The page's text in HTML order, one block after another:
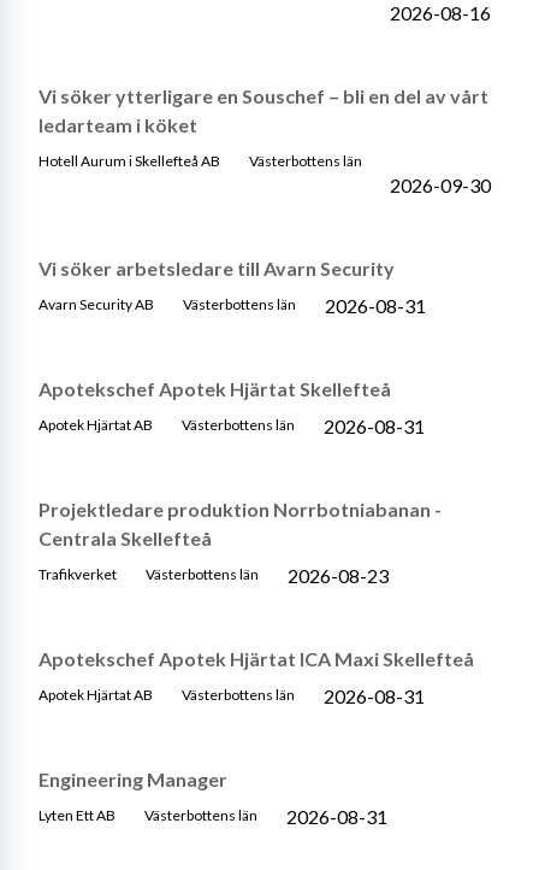
2026-08-16
Vi söker ytterligare en Souschef – bli en del av vårt
ledarteam i köket
Hotell Aurum i Skellefteå AB Västerbottens län
2026-09-30
Vi söker arbetsledare till Avarn Security
Avarn Security AB Västerbottens län 2026-08-31
Apotekschef Apotek Hjärtat Skellefteå
Apotek Hjärtat AB Västerbottens län 2026-08-31
Projektledare produktion Norrbotniabanan -
Centrala Skellefteå
Trafikverket Västerbottens län 2026-08-23
Apotekschef Apotek Hjärtat ICA Maxi Skellefteå
Apotek Hjärtat AB Västerbottens län 2026-08-31
Engineering Manager
Lyten Ett AB Västerbottens län 2026-08-31